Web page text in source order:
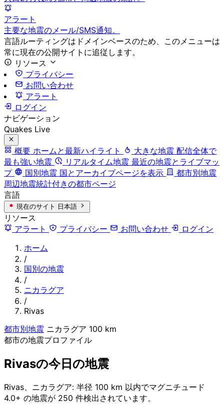
アラート
主要な地震のメール/SMS通知。
言語ルーティングはドメインベースのため、このメニューは
常に現在の公開サイトに追従します。
リソース
プライバシー
お問い合わせ
アラート
ログイン
ナビゲーション
Quakes Live
概要 ホームと最新ハイライト 大きな地震 配信全体で
最も強い地震
リアルタイム地震 最近の地震とライブマッ
プ
国別地震 国とアーカイブページを表示
都市別地震
周辺地震統計付きの都市ページ
言語
現在のサイト 日本語
リソース
アラート
プライバシー お問い合わせ
ログイン
ホーム
/
国別の地震
/
ニカラグア
/
Rivas
都市別地震 ニカラグア 100 km
都市の地震プロファイル
Rivasの今日の地震
Rivas、ニカラグア: 半径 100 km 以内でマグニチュード
4.0+ の地震が 250 件検出されています。